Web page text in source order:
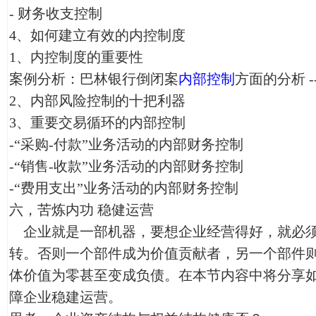
- 财务收支控制
4、如何建立有效的内控制度
1、内控制度的重要性
案例分析：巴林银行倒闭案内部控制 方面的分析
2、内部风险控制的十把利器
3、重要交易循环的内部控制
-“采购-付款”业务活动的内部财务控制
-“销售-收款”业务活动的内部财务控制
-“费用支出”业务活动的内部财务控制
六，苦炼内功 稳健运营
企业就是一部机器，要想企业经营得好，就必
转。否则一个部件成为价值贡献者，另一个部件
体价值为零甚至变成负债。在本节内容中将分享
障企业稳建运营。